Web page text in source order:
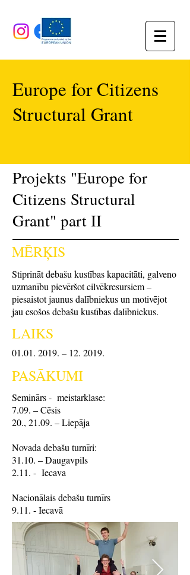
Europe for Citizens
Structural Grant
Projekts "Europe for
Citizens Structural
Grant" part II
MĒRĶIS
Stiprināt debašu kustības kapacitāti, galveno
uzmanību pievēršot cilvēkresursiem –
piesaistot jaunus dalībniekus un motivējot
jau esošos debašu kustības dalībniekus.
LAIKS
01.01. 2019. – 12. 2019.
PASĀKUMI
Seminārs - meistarklase:
7.09. – Cēsis
20., 21.09. – Liepāja
Novada debašu turnīri:
31.10. – Daugavpils
2.11. - Iecava
Nacionālais debašu turnīrs
9.11. - Iecavā